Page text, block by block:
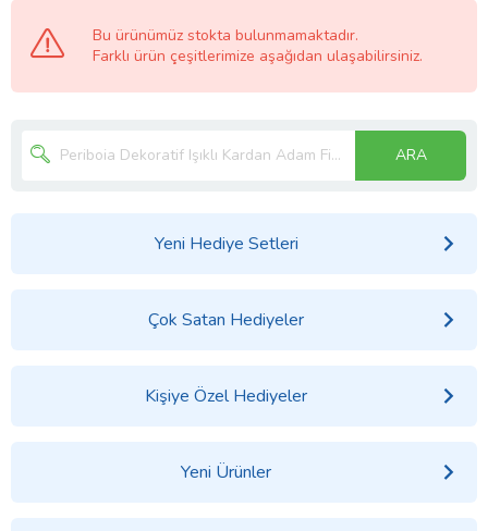
Bu ürünümüz stokta bulunmamaktadır.
Farklı ürün çeşitlerimize aşağıdan ulaşabilirsiniz.
ARA
Yeni Hediye Setleri
Çok Satan Hediyeler
Kişiye Özel Hediyeler
Yeni Ürünler